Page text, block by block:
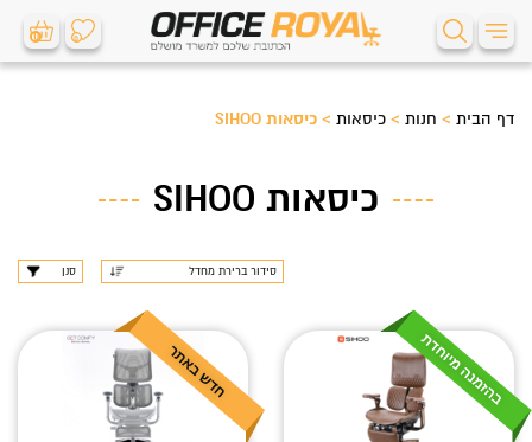
0 0
דף הבית > חנות > כיסאות > כיסאות SIHOO
כיסאות SIHOO
סנן